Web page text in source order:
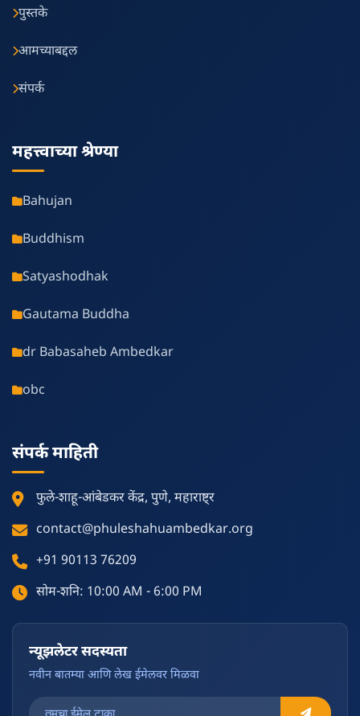
पुस्तके
आमच्याबद्दल
संपर्क
महत्त्वाच्या श्रेण्या
Bahujan
Buddhism
Satyashodhak
Gautama Buddha
dr Babasaheb Ambedkar
obc
संपर्क माहिती
फुले-शाहू-आंबेडकर केंद्र, पुणे, महाराष्ट्र
contact@phuleshahuambedkar.org
+91 90113 76209
सोम-शनि: 10:00 AM - 6:00 PM
न्यूझलेटर सदस्यता
नवीन बातम्या आणि लेख ईमेलवर मिळवा